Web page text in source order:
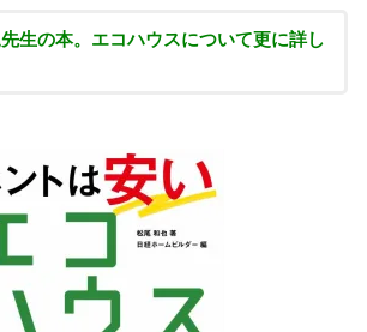
生の本。エコハウスについて更に詳し